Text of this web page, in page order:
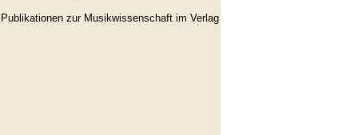
Publikationen zur Musikwissenschaft im Verlag